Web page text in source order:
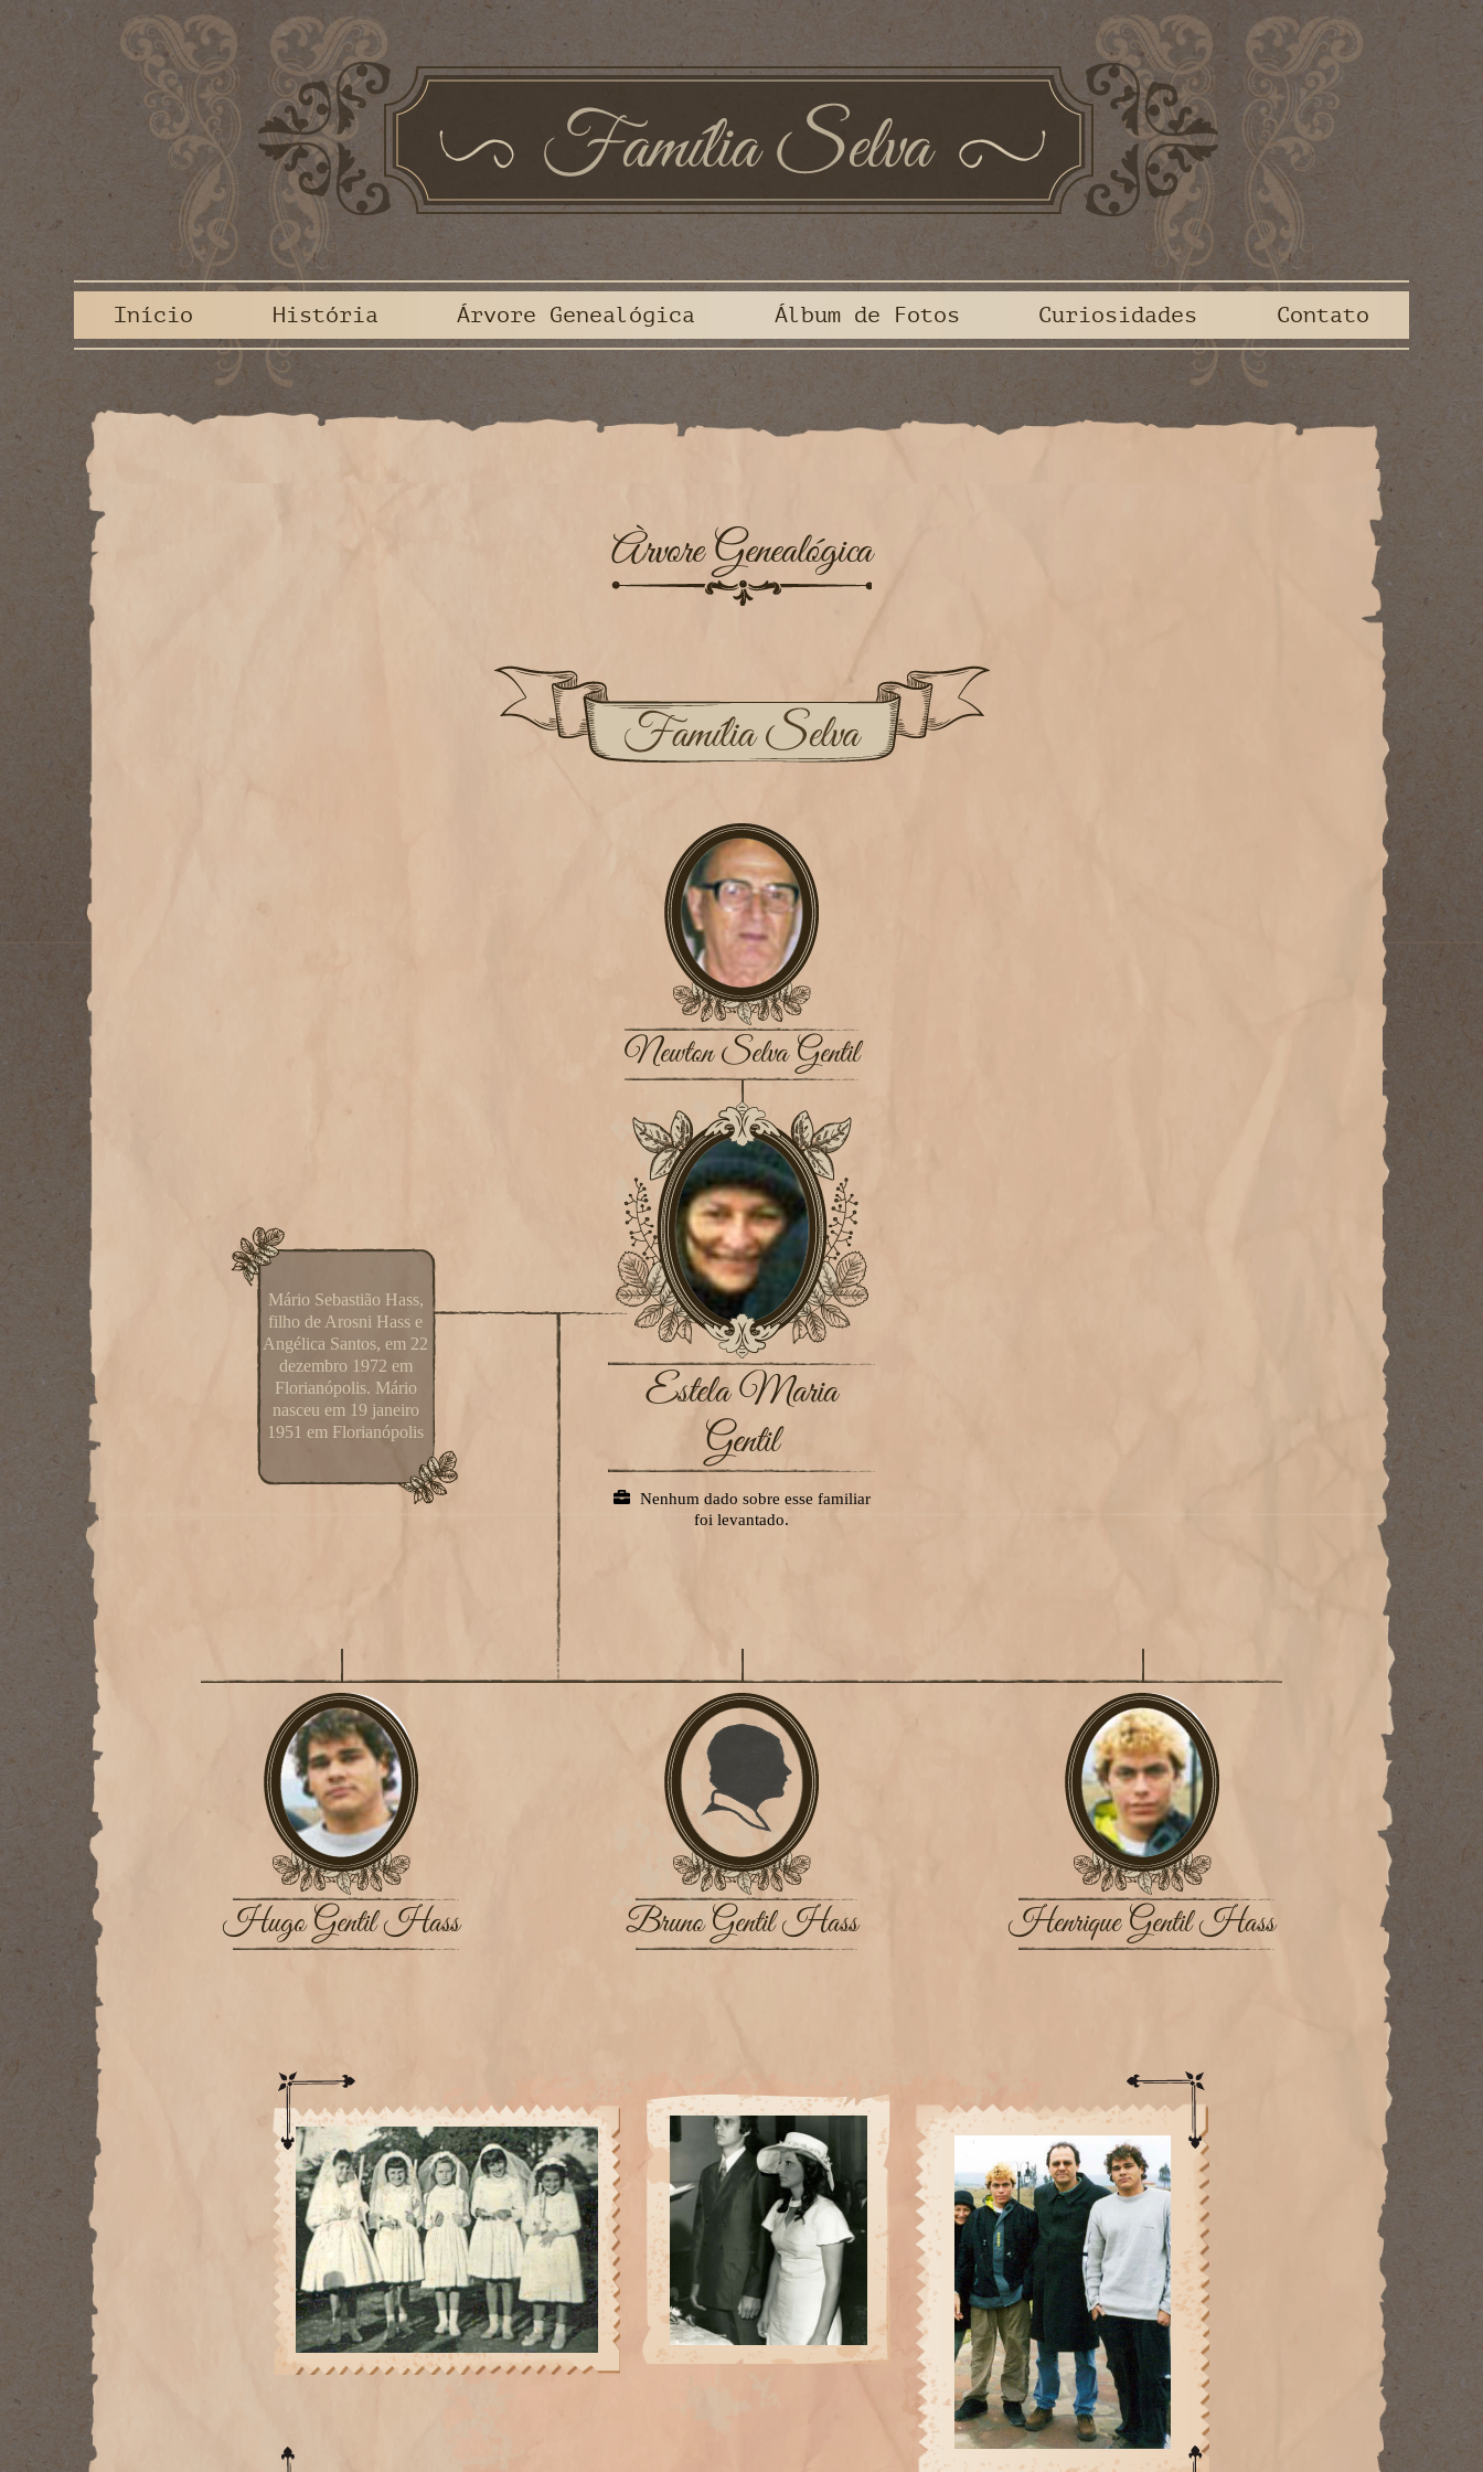
Início História Árvore Genealógica Álbum de Fotos Curiosidades Contato
Àrvore Genealógica
Newton Selva Gentil
Estela Maria
Gentil
Nenhum dado sobre esse familiar
foi levantado.
Mário Sebastião Hass,
filho de Arosni Hass e
Angélica Santos, em 22
dezembro 1972 em
Florianópolis. Mário
nasceu em 19 janeiro
1951 em Florianópolis
Hugo Gentil Hass Bruno Gentil Hass Henrique Gentil Hass